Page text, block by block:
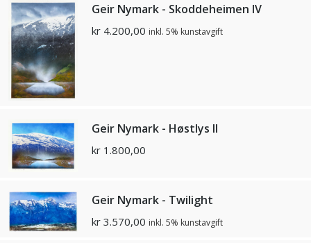
Geir Nymark - Skoddeheimen IV
kr 4.200,00 inkl. 5% kunstavgift
Geir Nymark - Høstlys II
kr 1.800,00
Geir Nymark - Twilight
kr 3.570,00 inkl. 5% kunstavgift